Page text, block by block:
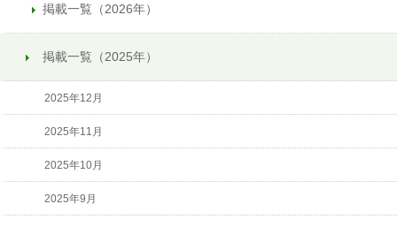
掲載一覧（2026年）
掲載一覧（2025年）
2025年12月
2025年11月
2025年10月
2025年9月